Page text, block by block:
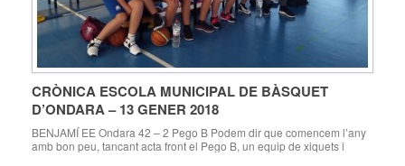
CRÒNICA ESCOLA MUNICIPAL DE BÀSQUET
D’ONDARA – 13 GENER 2018
BENJAMÍ EE Ondara 42 – 2 Pego B Podem dir que comencem l’any
amb bon peu, tancant acta front el Pego B, un equip de xiquets i